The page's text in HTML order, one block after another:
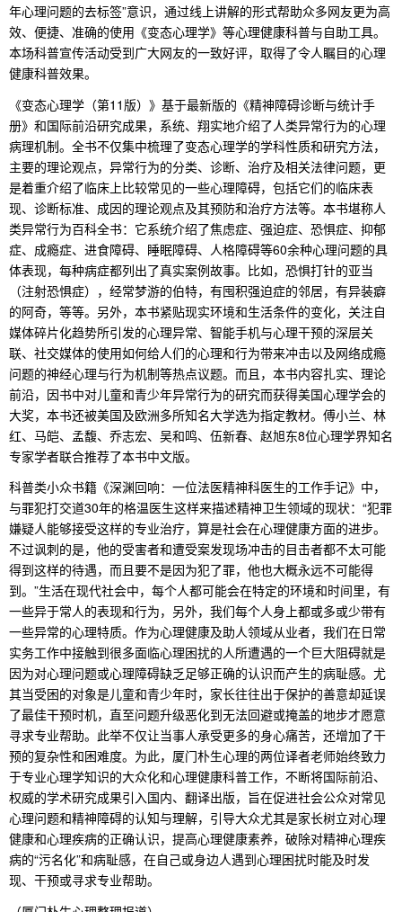
年心理问题的去标签”意识，通过线上讲解的形式帮助众多网友更为高
效、便捷、准确的使用《变态心理学》等心理健康科普与自助工具。
本场科普宣传活动受到广大网友的一致好评，取得了令人瞩目的心理
健康科普效果。
《变态心理学（第11版）》基于最新版的《精神障碍诊断与统计手
册》和国际前沿研究成果，系统、翔实地介绍了人类异常行为的心理
病理机制。全书不仅集中梳理了变态心理学的学科性质和研究方法，
主要的理论观点，异常行为的分类、诊断、治疗及相关法律问题，更
是着重介绍了临床上比较常见的一些心理障碍，包括它们的临床表
现、诊断标准、成因的理论观点及其预防和治疗方法等。本书堪称人
类异常行为百科全书：它系统介绍了焦虑症、强迫症、恐惧症、抑郁
症、成瘾症、进食障碍、睡眠障碍、人格障碍等60余种心理问题的具
体表现，每种病症都列出了真实案例故事。比如，恐惧打针的亚当
（注射恐惧症），经常梦游的伯特，有囤积强迫症的邻居，有异装癖
的阿奇，等等。另外，本书紧贴现实环境和生活条件的变化，关注自
媒体碎片化趋势所引发的心理异常、智能手机与心理干预的深层关
联、社交媒体的使用如何给人们的心理和行为带来冲击以及网络成瘾
问题的神经心理与行为机制等热点议题。而且，本书内容扎实、理论
前沿，因书中对儿童和青少年异常行为的研究而获得美国心理学会的
大奖，本书还被美国及欧洲多所知名大学选为指定教材。傅小兰、林
红、马皑、孟馥、乔志宏、吴和鸣、伍新春、赵旭东8位心理学界知名
专家学者联合推荐了本书中文版。
科普类小众书籍《深渊回响：一位法医精神科医生的工作手记》中，
与罪犯打交道30年的格温医生这样来描述精神卫生领域的现状：“犯罪
嫌疑人能够接受这样的专业治疗，算是社会在心理健康方面的进步。
不过讽刺的是，他的受害者和遭受案发现场冲击的目击者都不太可能
得到这样的待遇，而且要不是因为犯了罪，他也大概永远不可能得
到。”生活在现代社会中，每个人都可能会在特定的环境和时间里，有
一些异于常人的表现和行为，另外，我们每个人身上都或多或少带有
一些异常的心理特质。作为心理健康及助人领域从业者，我们在日常
实务工作中接触到很多面临心理困扰的人所遭遇的一个巨大阻碍就是
因为对心理问题或心理障碍缺乏足够正确的认识而产生的病耻感。尤
其当受困的对象是儿童和青少年时，家长往往出于保护的善意却延误
了最佳干预时机，直至问题升级恶化到无法回避或掩盖的地步才愿意
寻求专业帮助。此举不仅让当事人承受更多的身心痛苦，还增加了干
预的复杂性和困难度。为此，厦门朴生心理的两位译者老师始终致力
于专业心理学知识的大众化和心理健康科普工作，不断将国际前沿、
权威的学术研究成果引入国内、翻译出版，旨在促进社会公众对常见
心理问题和精神障碍的认知与理解，引导大众尤其是家长树立对心理
健康和心理疾病的正确认识，提高心理健康素养，破除对精神心理疾
病的“污名化”和病耻感，在自己或身边人遇到心理困扰时能及时发
现、干预或寻求专业帮助。